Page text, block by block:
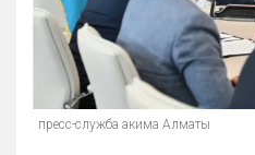
пресс-служба акима Алматы